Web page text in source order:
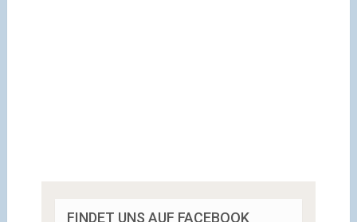
FINDET UNS AUF FACEBOOK